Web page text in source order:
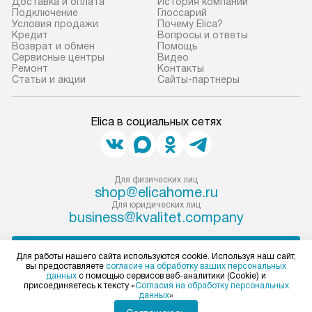
Если необходимо переместить
прибор до места установки,
пожалуйста, предварительно
уточните это с менеджером.
За данную услугу взимается
дополнительная плата. Важно
прибора не позволяют ему пройти
через дверной проем, сотрудники
демонтировать дверцы, ручки или
другие выступающие элементы, так
как это может привести к отказу
сможете переместить прибор
в нужное место, учитывая размеры
к воде, крана и
слива.
подключение к
В стандартную
не включаются:
Подключение
Условия продажи
Кредит
Возврат и обмен
Сервисные центры
Ремонт
Статьи и акции
Глоссарий
Почему Elica?
Вопросы и ответы
Помощь
Видео
Контакты
Сайты-партнеры
Elica в социальных сетях
Для физических лиц
shop@elicahome.ru
Для юридических лиц
business@kvalitet.company
Политика конфиденциальности
Условия продажи
Для работы нашего сайта используются cookie. Используя наш сайт,
вы предоставляете согласие на обработку ваших персональных
данных с помощью сервисов веб-аналитики (Cookie) и
присоединяетесь к тексту «Согласия на обработку персональных
данных»